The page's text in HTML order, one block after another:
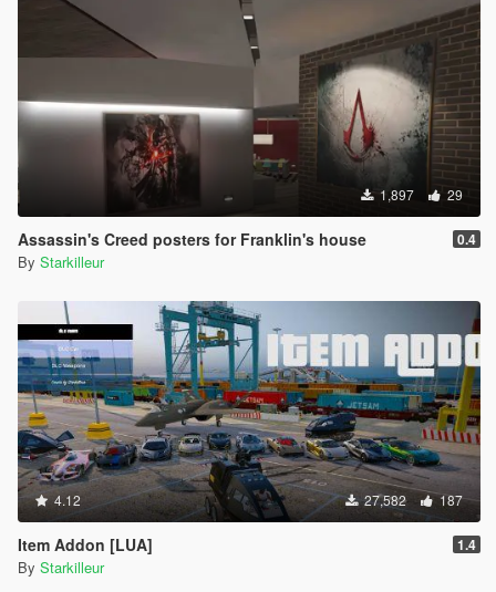
1,897 29
Assassin's Creed posters for Franklin's house 0.4
By Starkilleur
4.12 27,582 187
Item Addon [LUA] 1.4
By Starkilleur